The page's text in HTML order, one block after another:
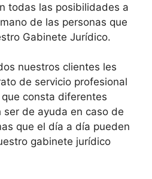
todas las posibilidades a
de las personas que
Gabinete Jurídico.
nuestros clientes les
de servicio profesional
que consta diferentes
ser de ayuda en caso de
que el día a día pueden
gabinete jurídico